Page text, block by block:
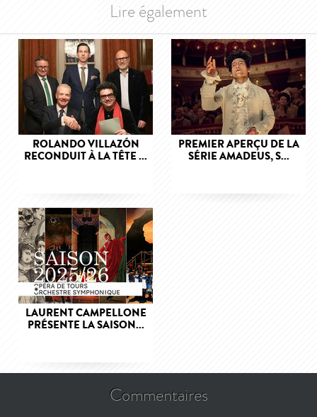
Lire également
ROLANDO VILLAZÓN
RECONDUIT À LA TÊTE ...
PREMIER APERÇU DE LA
SÉRIE AMADEUS, S...
LAURENT CAMPELLONE
PRÉSENTE LA SAISON...
Commentaires